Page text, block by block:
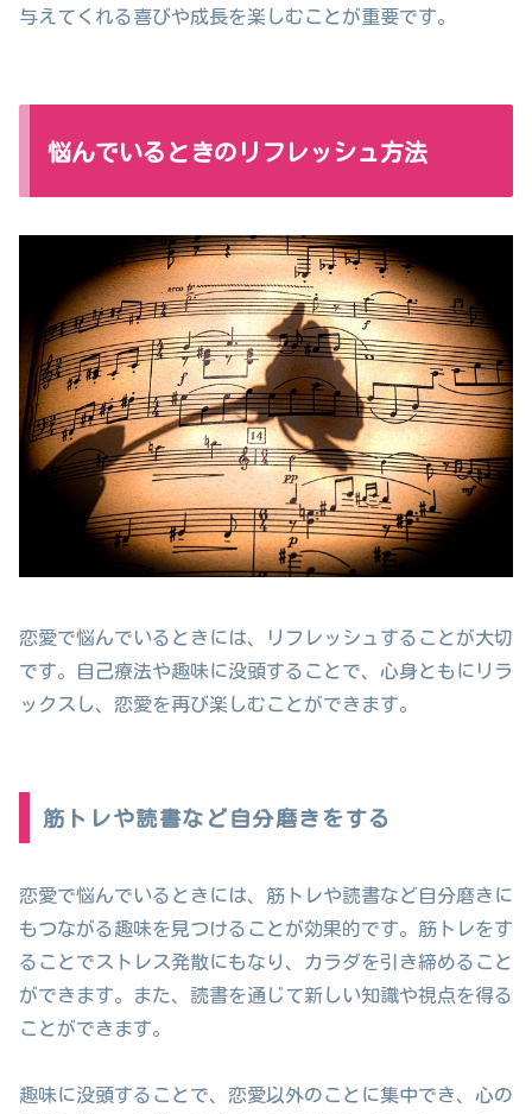
与えてくれる喜びや成長を楽しむことが重要です。
悩んでいるときのリフレッシュ方法
恋愛で悩んでいるときには、リフレッシュすることが大切
です。自己療法や趣味に没頭することで、心身ともにリラ
ックスし、恋愛を再び楽しむことができます。
筋トレや読書など自分磨きをする
恋愛で悩んでいるときには、筋トレや読書など自分磨きに
もつながる趣味を見つけることが効果的です。筋トレをす
ることでストレス発散にもなり、カラダを引き締めること
ができます。また、読書を通じて新しい知識や視点を得る
ことができます。
趣味に没頭することで、恋愛以外のことに集中でき、心の